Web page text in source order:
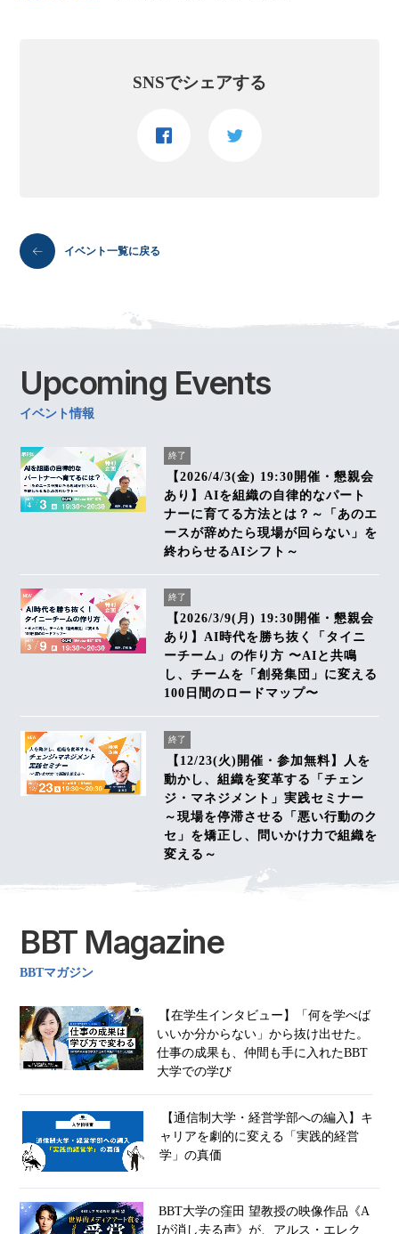
SNSでシェアする
イベント一覧に戻る
Upcoming Events
イベント情報
終了
【2026/4/3(金) 19:30開催・懇親会
あり】AIを組織の自律的なパート
ナーに育てる方法とは？～「あのエ
ースが辞めたら現場が回らない」を
終わらせるAIシフト～
終了
【2026/3/9(月) 19:30開催・懇親会
あり】AI時代を勝ち抜く「タイニ
ーチーム」の作り方 〜AIと共鳴
し、チームを「創発集団」に変える
100日間のロードマップ〜
終了
【12/23(火)開催・参加無料】人を
動かし、組織を変革する「チェン
ジ・マネジメント」実践セミナー
～現場を停滞させる「悪い行動のク
セ」を矯正し、問いかけ力で組織を
変える～
BBT Magazine
BBTマガジン
【在学生インタビュー】「何を学べば
いいか分からない」から抜け出せた。
仕事の成果も、仲間も手に入れたBBT
大学での学び
【通信制大学・経営学部への編入】キ
ャリアを劇的に変える「実践的経営
学」の真価
BBT大学の窪田 望教授の映像作品《A
Iが消し去る声》が、アルス・エレク